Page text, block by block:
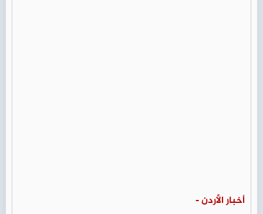
أخبار الأردن -